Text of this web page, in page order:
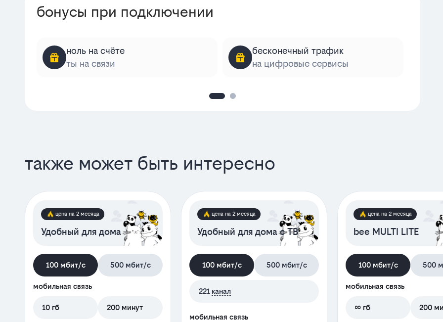
бонусы при подключении
ноль на счёте
ты на связи
бесконечный трафик
на цифровые сервисы
также может быть интересно
цена на 2 месяца
Удобный для дома
100 мбит/с 500 мбит/с
мобильная связь
10 гб 200 минут
цена на 2 месяца
Удобный для дома с ТВ
100 мбит/с 500 мбит/с
221 канал
мобильная связь
цена на 2 месяца
bee MULTI LITE
100 мбит/с 500
мобильная связь
∞ гб 200